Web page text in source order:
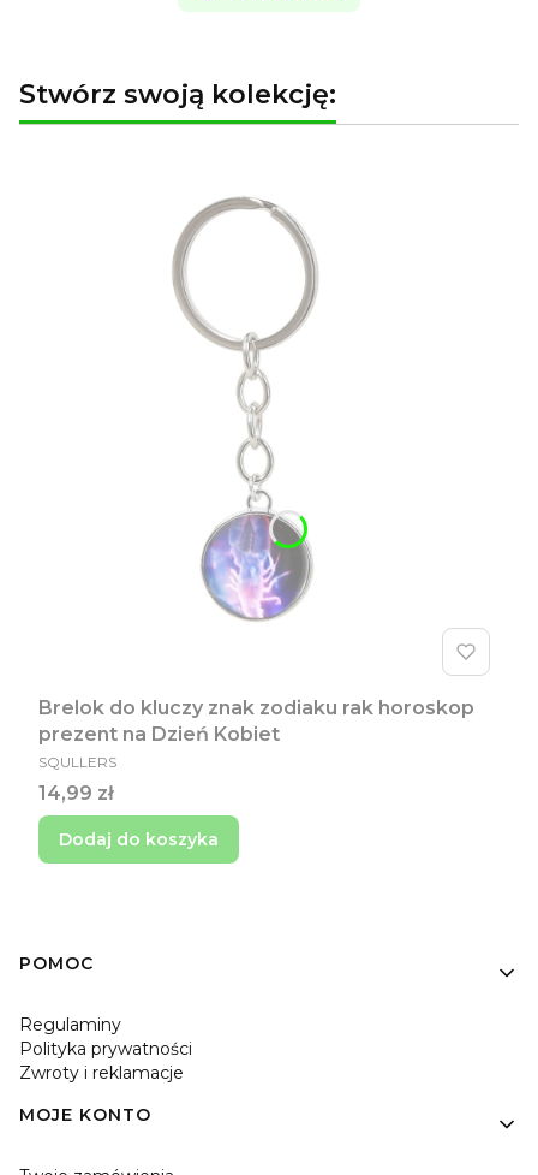
Stwórz swoją kolekcję:
Brelok do kluczy znak zodiaku rak horoskop
prezent na Dzień Kobiet
PRODUCENT
SQULLERS
Cena
14,99 zł
Dodaj do koszyka
Linki w stopce
POMOC
Regulaminy
Polityka prywatności
Zwroty i reklamacje
MOJE KONTO